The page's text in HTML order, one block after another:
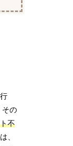
その
不
、